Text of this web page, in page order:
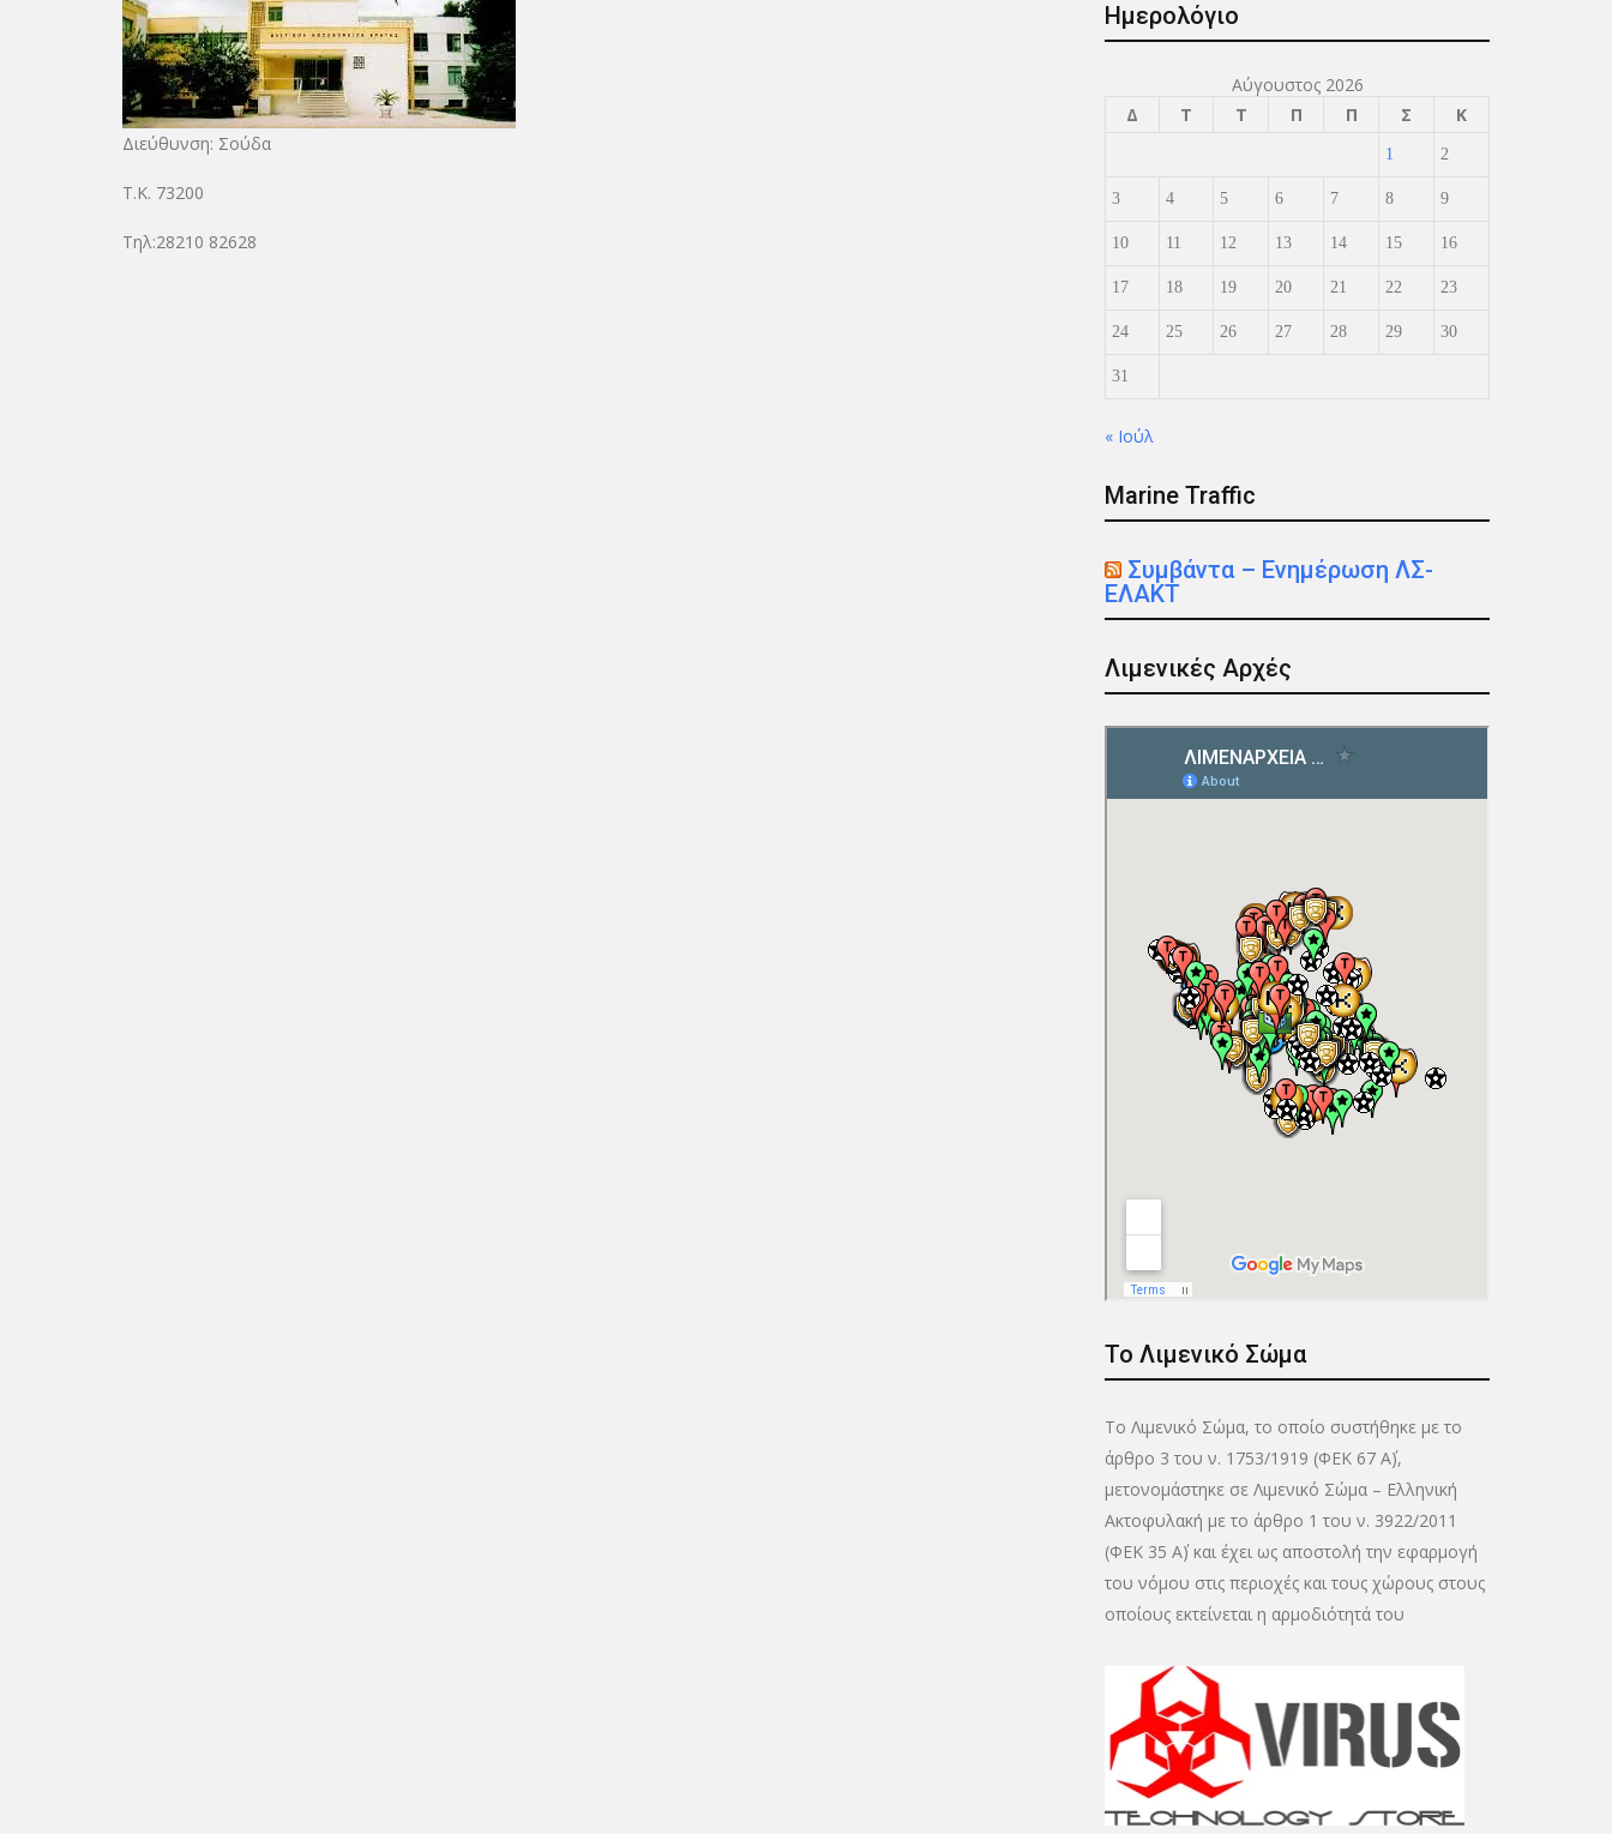
Διεύθυνση: Σούδα
Τ.Κ. 73200
Τηλ:28210 82628
Ημερολόγιο
Αύγουστος 2026
Δ
Τ Τ Π Π Σ Κ
1 2
3 4 5 6 7 8 9
10 11 12 13 14 15 16
17 18 19 20 21 22 23
24 25 26 27 28 29 30
31
« Ιούλ
Marine Traffic
Συμβάντα – Ενημέρωση ΛΣ-
ΕΛΑΚΤ
Λιμενικές Αρχές
Το Λιμενικό Σώμα
Το Λιμενικό Σώμα, το οποίο συστήθηκε με το
άρθρο 3 του ν. 1753/1919 (ΦΕΚ 67 Α΄),
μετονομάστηκε σε Λιμενικό Σώμα – Ελληνική
Ακτοφυλακή με το άρθρο 1 του ν. 3922/2011
(ΦΕΚ 35 Α΄) και έχει ως αποστολή την εφαρμογή
του νόμου στις περιοχές και τους χώρους στους
οποίους εκτείνεται η αρμοδιότητά του